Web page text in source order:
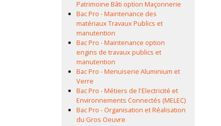
Patrimoine Bâti option Maçonnerie
Bac Pro - Maintenance des
matériaux Travaux Publics et
manutention
Bac Pro - Maintenance option
engins de travaux publics et
manutention
Bac Pro - Menuiserie Aluminium et
Verre
Bac Pro - Métiers de l'Electricité et
Environnements Connectés (MELEC)
Bac Pro - Organisation et Réalisation
du Gros Oeuvre